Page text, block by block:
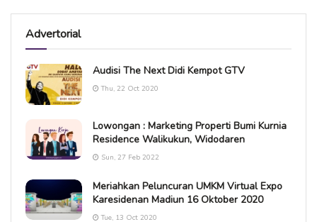
Advertorial
Audisi The Next Didi Kempot GTV
Thu, 22 Oct 2020
Lowongan : Marketing Properti Bumi Kurnia
Residence Walikukun, Widodaren
Sun, 27 Feb 2022
Meriahkan Peluncuran UMKM Virtual Expo
Karesidenan Madiun 16 Oktober 2020
Tue, 13 Oct 2020